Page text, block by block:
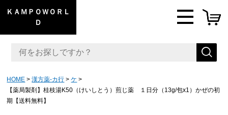
ＫＡＭＰＯＷＯＲＬ
Ｄ
HOME 漢方薬-カ行
ケ
【薬局製剤】桂枝湯K50（けいしとう）煎じ薬 １日分（13g/包x1）かぜの初
期【送料無料】